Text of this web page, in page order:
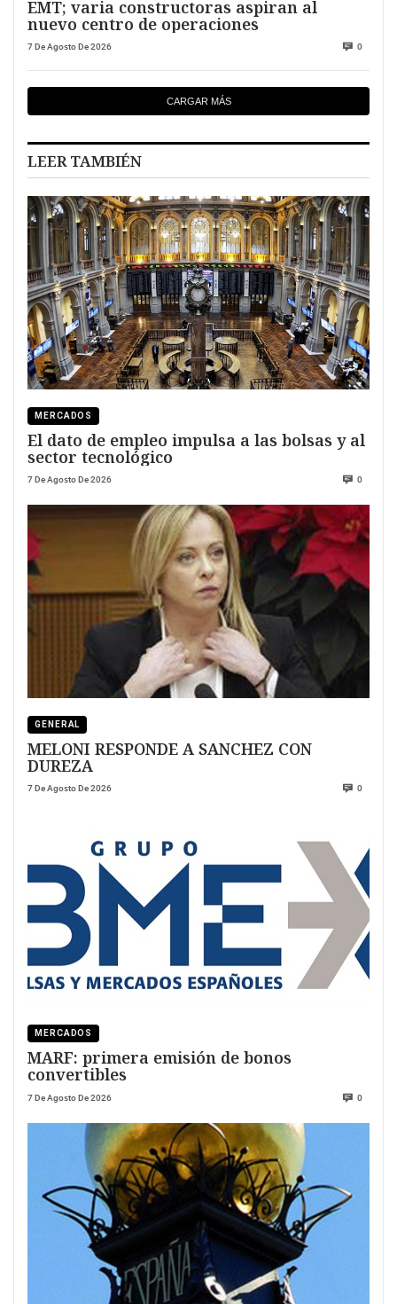
EMT; varia constructoras aspiran al
nuevo centro de operaciones
7 De Agosto De 2026 0
CARGAR MÁS
LEER TAMBIÉN
MERCADOS
El dato de empleo impulsa a las bolsas y al
sector tecnológico
7 De Agosto De 2026 0
GENERAL
MELONI RESPONDE A SANCHEZ CON
DUREZA
7 De Agosto De 2026 0
MERCADOS
MARF: primera emisión de bonos
convertibles
7 De Agosto De 2026 0